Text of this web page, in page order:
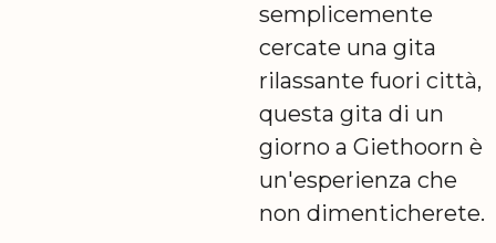
semplicemente
cercate una gita
rilassante fuori città,
questa gita di un
giorno a Giethoorn è
un'esperienza che
non dimenticherete.